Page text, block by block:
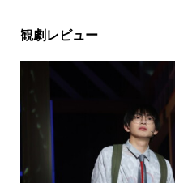
観劇レビュー